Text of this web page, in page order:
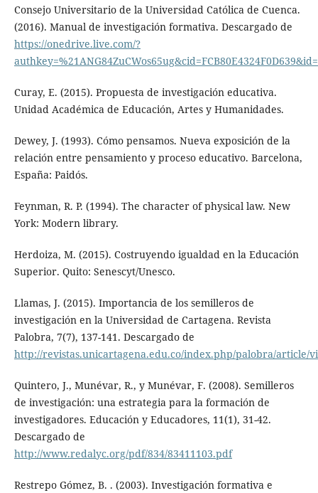
Consejo Universitario de la Universidad Católica de Cuenca.
(2016). Manual de investigación formativa. Descargado de
https://onedrive.live.com/?
Curay, E. (2015). Propuesta de investigación educativa.
Unidad Académica de Educación, Artes y Humanidades.
Dewey, J. (1993). Cómo pensamos. Nueva exposición de la
relación entre pensamiento y proceso educativo. Barcelona,
España: Paidós.
Feynman, R. P. (1994). The character of physical law. New
York: Modern library.
Herdoiza, M. (2015). Costruyendo igualdad en la Educación
Superior. Quito: Senescyt/Unesco.
Llamas, J. (2015). Importancia de los semilleros de
investigación en la Universidad de Cartagena. Revista
Palobra, 7(7), 137-141. Descargado de
http://revistas.unicartagena.edu.co/index.php/palobra/article/
Quintero, J., Munévar, R., y Munévar, F. (2008). Semilleros
de investigación: una estrategia para la formación de
investigadores. Educación y Educadores, 11(1), 31-42.
Descargado de
http://www.redalyc.org/pdf/834/83411103.pdf
Restrepo Gómez, B. . (2003). Investigación formativa e